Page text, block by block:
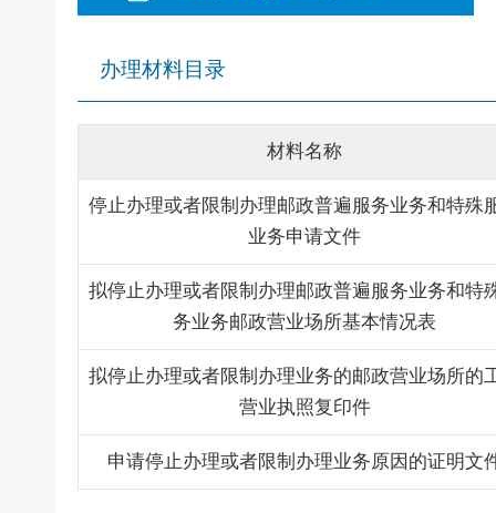
办理材料目录
材料名称
停止办理或者限制办理邮政普遍服务业务和特殊
业务申请文件
拟停止办理或者限制办理邮政普遍服务业务和特
务业务邮政营业场所基本情况表
拟停止办理或者限制办理业务的邮政营业场所的
营业执照复印件
申请停止办理或者限制办理业务原因的证明文